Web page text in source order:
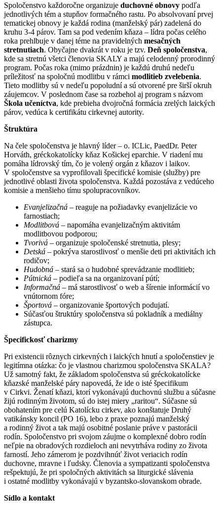
Spoločenstvo každoročne organizuje duchovné obnovy podľa
jednotlivých tém a stupňov formačného rastu. Po absolvovaní prvej
tematickej obnovy je každá rodina (manželský pár) zadelená do
kruhu 3-4 párov. Tam sa pod vedením kňaza – lídra počas celého
roka prehlbuje v danej téme na pravidelných mesačných
stretnutiach. Obyčajne dvakrát v roku je tzv. Deň spoločenstva,
kde sa stretnú všetci členovia SKALY a majú celodenný prorodinný
program. Počas roka (mimo prázdnin) je každú druhú nedeľu
príležitosť na spoločnú modlitbu v rámci modlitieb zvelebenia.
Tieto modlitby sú v nedeľu popoludní a sú otvorené pre širší okruh
záujemcov. V poslednom čase sa rozbehol aj program s názvom
Škola učeníctva, kde prebieha dvojročná formácia zrelých laických
párov, vedúca k certifikátu cirkevnej autority.
Štruktúra
Na čele spoločenstva je hlavný líder – o. ICLic, PaedDr. Peter
Horváth, gréckokatolícky kňaz Košickej eparchie. V riadení mu
pomáha lídrovský tím, čo je volený orgán z kňazov i laikov.
V spoločenstve sa vyprofilovali špecifické komisie (služby) pre
jednotlivé oblasti života spoločenstva. Každá pozostáva z vedúceho
komisie a menšieho tímu spolupracovníkov.
Evanjelizačná – reaguje na požiadavky evanjelizácie vo
farnostiach;
Modlitbová – napomáha evanjelizačným aktivitám
modlitbovou podporou;
Tvorivá – organizuje spoločenské stretnutia, plesy;
Detská – pokrýva starostlivosť o menšie deti pri aktivitách ich
rodičov;
Hudobná – stará sa o hudobné sprevádzanie modlitieb;
Pútnická – podieľa sa na organizovaní pútí;
Informačná – má starostlivosť o web a šírenie informácií vo
vnútornom fóre;
Športová – organizovanie športových podujatí.
Súčasťou štruktúry spoločenstva sú pokladník a mediálny
zástupca.
Špecifickosť charizmy
Pri existencii rôznych cirkevných i laických hnutí a spoločenstiev je
legitímna otázka: čo je vlastnou charizmou spoločenstva SKALA?
Už samotný fakt, že základom spoločenstva sú gréckokatolícke
kňazské manželské páry napovedá, že ide o isté špecifikum
v Cirkvi. Ženatí kňazi, ktorí vykonávajú duchovnú službu a súčasne
žijú rodinným životom, sú do istej miery „raritou“. Súčasne sú
obohatením pre celú Katolícku cirkev, ako konštatuje Druhý
vatikánsky koncil (PO 16), lebo z praxe poznajú manželský
a rodinný život a tak majú osobitné poslanie práve v pastorácii
rodín. Spoločenstvo pri svojom záujme o komplexné dobro rodín
neľpie na obradových rozdieloch ani nevytrháva rodiny zo života
farností. Jeho zámerom je pozdvihnúť život veriacich rodín
duchovne, mravne i ľudsky. Členovia a sympatizanti spoločenstva
rešpektujú, že pri spoločných aktivitách sa liturgické slávenia
i ostatné modlitby vykonávajú v byzantsko-slovanskom obrade.
Sídlo a kontakt